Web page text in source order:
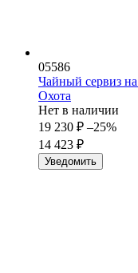
05586
Чайный сервиз
Охота
Нет в наличии
19 230 ₽ –25%
14 423 ₽
Уведомить